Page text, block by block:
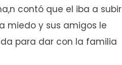
contó que el iba a subir
miedo y sus amigos le
para dar con la familia